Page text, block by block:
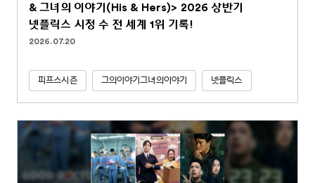
& 그녀의 이야기(His & Hers)> 2026 상반기
넷플릭스 시청 수 전 세계 1위 기록!
2026.07.20
피프스시즌 그의이야기그녀의이야기 넷플릭스